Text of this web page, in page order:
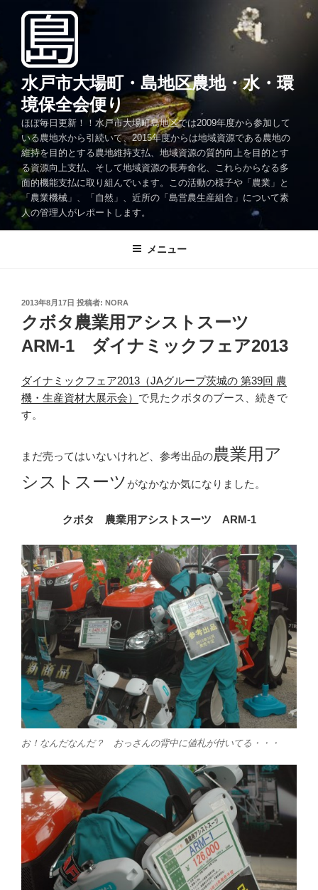
ン
へ
ス
水戸市大場町・島地区農地・水・環
境保全会便り
ほぼ毎日更新！！水戸市大場町島地区では2009年度から参加して
いる農地水から引続いて、2015年度からは地域資源である農地の
維持を目的とする農地維持支払、地域資源の質的向上を目的とす
る資源向上支払、そして地域資源の長寿命化、これらからなる多
面的機能支払に取り組んでいます。この活動の様子や「農業」と
「農業機械」、「自然」、近所の「島営農生産組合」について素
人の管理人がレポートします。
メニュー
投
日:
2013年8月17日 投稿者: NORA
クボタ農業用アシストスーツ
ARM-1 ダイナミックフェア2013
ダイナミックフェア2013（JAグループ茨城の 第39回 農
機・生産資材大展示会） で見たクボタのブース、続きで
す。
まだ売ってはいないけれど、参考出品の農業用ア
シストスーツ がなかなか気になりました。
クボタ 農業用アシストスーツ ARM-1
お！なんだなんだ？ おっさんの背中に値札が付いてる・・・